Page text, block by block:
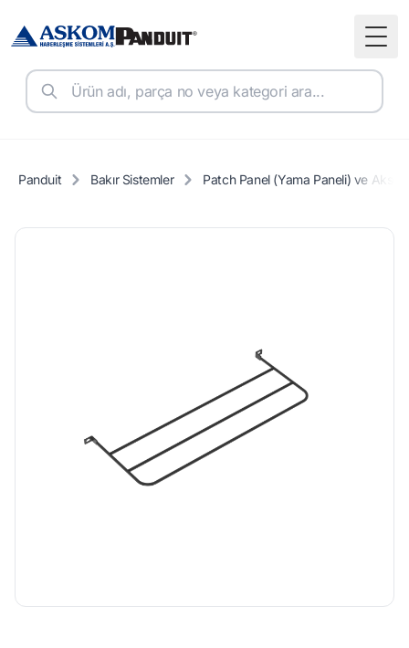
Panduit Bakır Sistemler Patch Panel (Yama Paneli) ve